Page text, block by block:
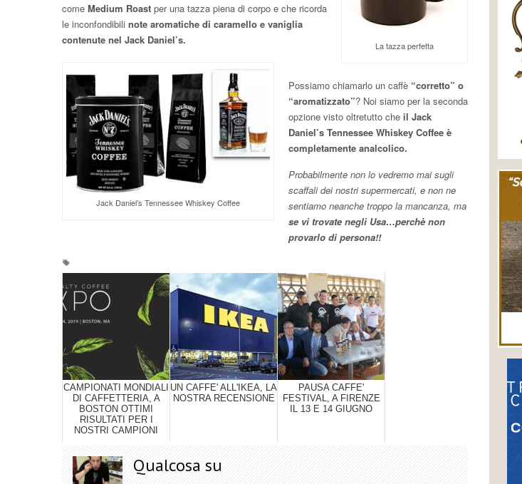
La tazza perfetta
come Medium Roast per una tazza piena di corpo e che ricorda
le inconfondibili note aromatiche di caramello e vaniglia
contenute nel Jack Daniel’s.
Jack Daniel’s Tennessee Whiskey Coffee
Possiamo chiamarlo un caffè “corretto” o
“aromatizzato”? Noi siamo per la seconda
opzione visto oltretutto che il Jack
Daniel’s Tennessee Whiskey Coffee è
completamente analcolico.
Probabilmente non lo vedremo mai sugli
scaffali dei nostri supermercati, e non ne
sentiamo neanche troppo la mancanza, ma
se vi trovate negli Usa…perchè non
provarlo di persona!!
CAMPIONATI MONDIALI
DI CAFFETTERIA, A
BOSTON OTTIMI
RISULTATI PER I
NOSTRI CAMPIONI
UN CAFFE' ALL'IKEA, LA
NOSTRA RECENSIONE
PAUSA CAFFE'
FESTIVAL, A FIRENZE
IL 13 E 14 GIUGNO
Qualcosa su